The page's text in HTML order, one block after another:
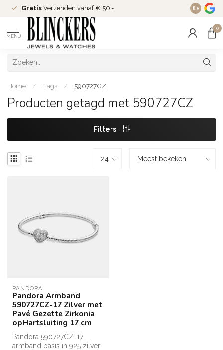
Gratis Verzenden vanaf € 50,- Since
8.5
MENU
0
Home / Tags / 590727CZ
Producten getagd met 590727CZ
Filters
PANDORA
Pandora Armband
590727CZ-17 Zilver met
Pavé Gezette Zirkonia
opHartsluiting 17 cm
Pandora 590727CZ-17
armband basis in 925 zilver